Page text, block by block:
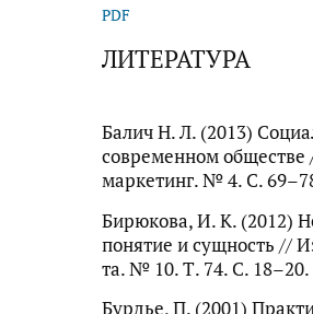
PDF
ЛИТЕРАТУРА
Балич Н. Л. (2013)
современном
маркетинг. № 4. С.
Бирюкова, И. К. (2012)
понятие и сущность //
та. № 10. Т. 74. С. 18–20.
Бурдье, П. (2001)